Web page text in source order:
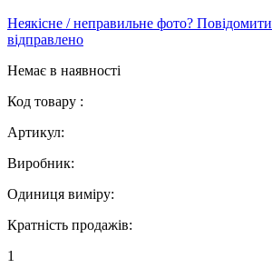
Неякісне / неправильне фото? Повідомити
відправлено
Немає в наявності
Код товару :
Артикул:
Виробник:
Одиниця виміру:
Кратність продажів:
1